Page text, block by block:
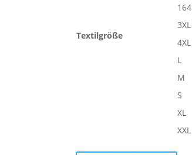
Textilgröße
164
3XL
4XL
L
M
S
XL
XXL